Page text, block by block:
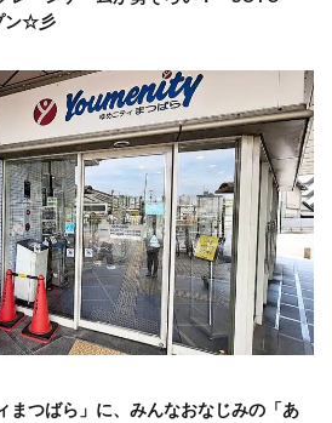
ン☆彡
まつばら」に、みんなおなじみの「あ